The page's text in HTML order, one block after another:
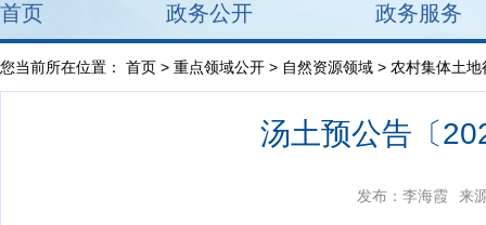
首页 政务公开 政务服务
您当前所在位置： 首页 > 重点领域公开 > 自然资源领域 > 农村集体土地
汤土预公告〔
发布：李海霞 来